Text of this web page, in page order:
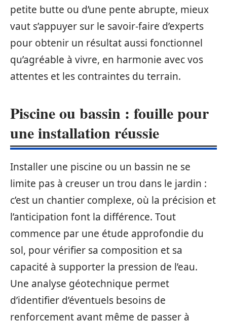
petite butte ou d’une pente abrupte, mieux
vaut s’appuyer sur le savoir-faire d’experts
pour obtenir un résultat aussi fonctionnel
qu’agréable à vivre, en harmonie avec vos
attentes et les contraintes du terrain.
Piscine ou bassin : fouille pour
une installation réussie
Installer une piscine ou un bassin ne se
limite pas à creuser un trou dans le jardin :
c’est un chantier complexe, où la précision et
l’anticipation font la différence. Tout
commence par une étude approfondie du
sol, pour vérifier sa composition et sa
capacité à supporter la pression de l’eau.
Une analyse géotechnique permet
d’identifier d’éventuels besoins de
renforcement avant même de passer à